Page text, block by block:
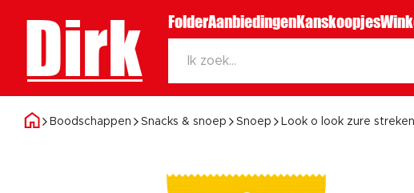
Dirk FolderAanbiedingenKanskoopjes
Boodschappen Snacks & snoep Snoep Look o look zure